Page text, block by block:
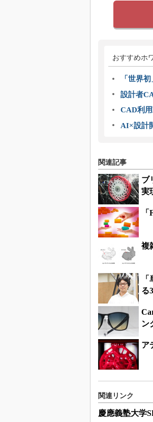
おすすめホ
「世界
設計者
CAD利
AI×設計
関連記事
ブ
実
複
る
ン
ア
関連リンク
慶應義塾大学